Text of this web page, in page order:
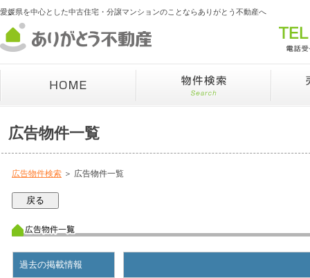
愛媛県を中心とした中古住宅・分譲マンションのことならありがとう不動産へ
広告物件一覧
広告物件検索 ＞ 広告物件一覧
過去の掲載情報